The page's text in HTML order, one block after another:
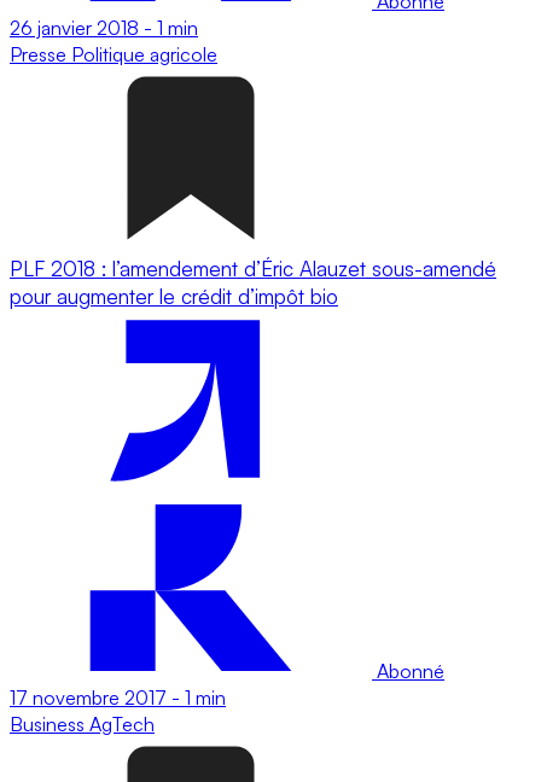
26 janvier 2018 - 1 min
Presse Politique agricole
PLF 2018 : l’amendement d’Éric Alauzet sous-amendé
pour augmenter le crédit d’impôt bio
Abonné
17 novembre 2017 - 1 min
Business AgTech